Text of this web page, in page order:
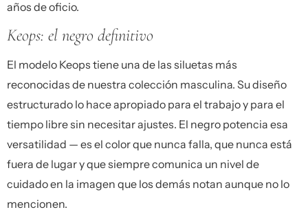
años de oficio.
Keops: el negro definitivo
El modelo Keops tiene una de las siluetas más
reconocidas de nuestra colección masculina. Su diseño
estructurado lo hace apropiado para el trabajo y para el
tiempo libre sin necesitar ajustes. El negro potencia esa
versatilidad — es el color que nunca falla, que nunca está
fuera de lugar y que siempre comunica un nivel de
cuidado en la imagen que los demás notan aunque no lo
mencionen.